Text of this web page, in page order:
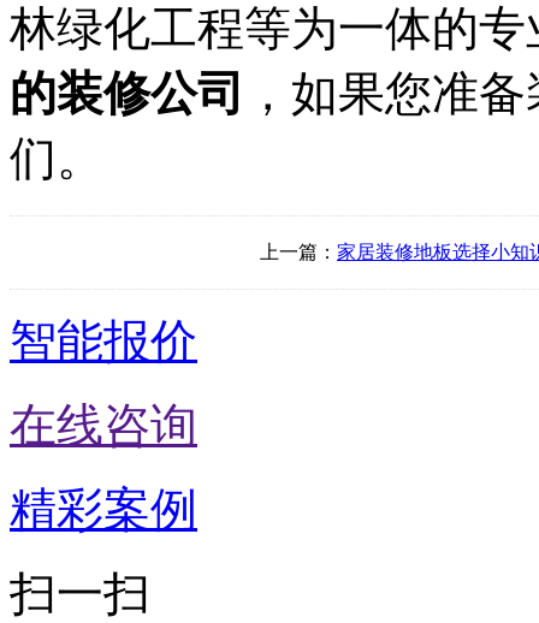
林绿化工程等为一体的
的装修公司
，如果您准
们。
上一篇： 家居装修地板选择小知
智能报价
在线咨询
精彩案例
扫一扫